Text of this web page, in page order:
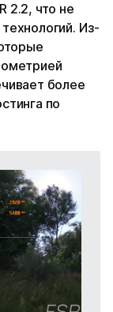
2.2, что не
Из-
более
по